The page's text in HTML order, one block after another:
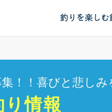
釣りを楽しむ
！！喜びと悲しみ
り情報